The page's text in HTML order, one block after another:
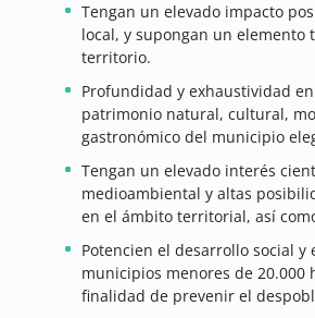
Tengan un elevado impacto
local, y supongan un elemento
territorio.
Profundidad y exhaustividad
patrimonio natural, cultural,
gastronómico del municipio
Tengan un elevado interés
medioambiental y altas
en el ámbito territorial, así
Potencien el desarrollo social y
municipios menores de 20.000
finalidad de prevenir el